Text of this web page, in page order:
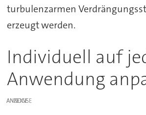
turbulenzarmen
erzeugt werden.
Individuell auf
Anwendung
ANZEIGE